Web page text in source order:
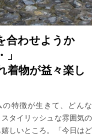
合わせようか
着物が益々楽し
特徴が生きて、どんな
タイリッシュな雰囲気の
しいところ。「今日はど